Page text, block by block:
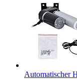
Automatischer